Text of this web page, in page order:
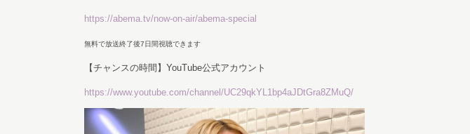
https://abema.tv/now-on-air/abema-special
無料で放送終了後7日間視聴できます
【チャンスの時間】YouTube公式アカウント
https://www.youtube.com/channel/UC29qkYL1bp4aJDtGra8ZMuQ/